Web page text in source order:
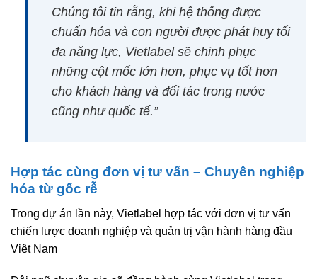
Chúng tôi tin rằng, khi hệ thống được
chuẩn hóa và con người được phát huy tối
đa năng lực, Vietlabel sẽ chinh phục
những cột mốc lớn hơn, phục vụ tốt hơn
cho khách hàng và đối tác trong nước
cũng như quốc tế.”
Hợp tác cùng đơn vị tư vấn – Chuyên nghiệp
hóa từ gốc rễ
Trong dự án lần này, Vietlabel hợp tác với đơn vị tư vấn
chiến lược doanh nghiệp và quản trị vận hành hàng đầu
Việt Nam